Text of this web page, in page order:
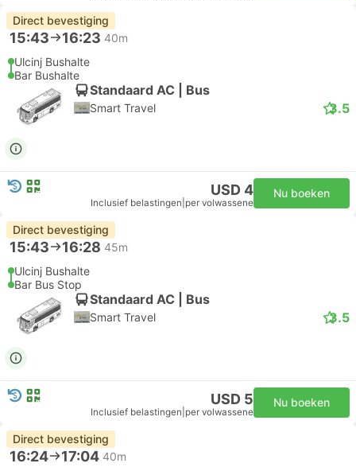
Direct bevestiging
15:43 16:23 40m
Ulcinj Bushalte
Bar Bushalte
Standaard AC | Bus
Smart Travel 3.5
USD 4
Inclusief belastingen per volwassene
Nu boeken
Direct bevestiging
15:43 16:28 45m
Ulcinj Bushalte
Bar Bus Stop
Standaard AC | Bus
Smart Travel 3.5
USD 5
Inclusief belastingen per volwassene
Nu boeken
Direct bevestiging
16:24 17:04 40m